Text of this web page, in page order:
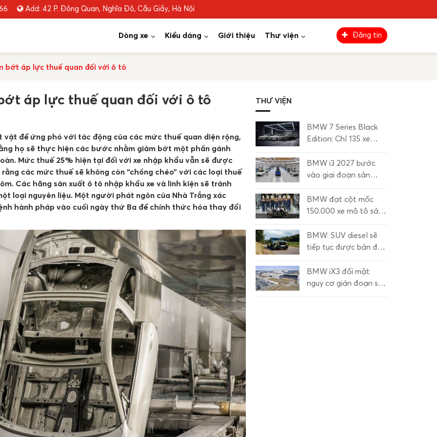
Add: 42 P. Đông Quan, Nghĩa Đô, Cầu Giấy, Hà Nội
Dòng xe Kiểu dáng Giới thiệu Thư viện Đăng tin
bớt áp lực thuế quan đối với ô tô
áp lực thuế quan đối với ô tô
vật để ứng phó với tác động của các mức thuế quan diện rộng,
họ sẽ thực hiện các bước nhằm giảm bớt một phần gánh
Mức thuế 25% hiện tại đối với xe nhập khẩu vẫn sẽ được
các mức thuế sẽ không còn “chồng chéo” với các loại thuế
Các hãng sản xuất ô tô nhập khẩu xe và linh kiện sẽ tránh
loại nguyên liệu. Một người phát ngôn của Nhà Trắng xác
hành pháp vào cuối ngày thứ Ba để chính thức hóa thay đổi
THƯ VIỆN
BMW 7 Series Black
Edition: Chỉ 135 xe
trường Hàn Quốc
BMW i3 2027 bước
vào giai đoạn sản
BMW đạt cột mốc
150.000 xe mô tô sản
BMW: SUV diesel sẽ
tiếp tục được bán đến
BMW iX3 đối mặt
nguy cơ gián đoạn sản